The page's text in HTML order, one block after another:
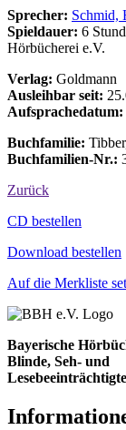
Sprecher: Schmid,
Spieldauer: 6
Hörbücherei e.V.
Verlag: Goldmann
Ausleihbar seit:
Aufsprachedatum:
Buchfamilie:
Buchfamilien-Nr.:
Zurück
Bestell-
CD bestellen
Download bestellen
Auf die Merkliste
Bayerische
Blinde, Seh- und